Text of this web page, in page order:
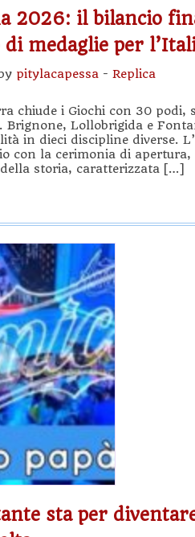
2026: il bilancio
medaglie per
pitylacapessa - Replica
chiude i Giochi con 30
Brignone, Lollobrigida e
in dieci discipline diverse.
con la cerimonia di
storia, caratterizzata […]
sta per